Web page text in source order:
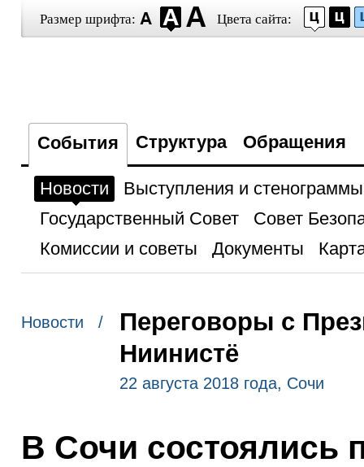
Размер шрифта: Цвета сайта:
События Структура Обращения
Новости
Выступления и стенограммы
Государственный Совет
Совет
Комиссии и советы
Документы
Новости /
Переговоры с
Ниинистё
22 августа 2018 года, Сочи
В Сочи состоялись